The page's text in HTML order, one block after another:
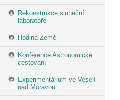
Rekonstrukce sluneční
laboratoře
Hodina Země
Konference Astronomické
cestování
Experimentárium ve Veselí
nad Moravou